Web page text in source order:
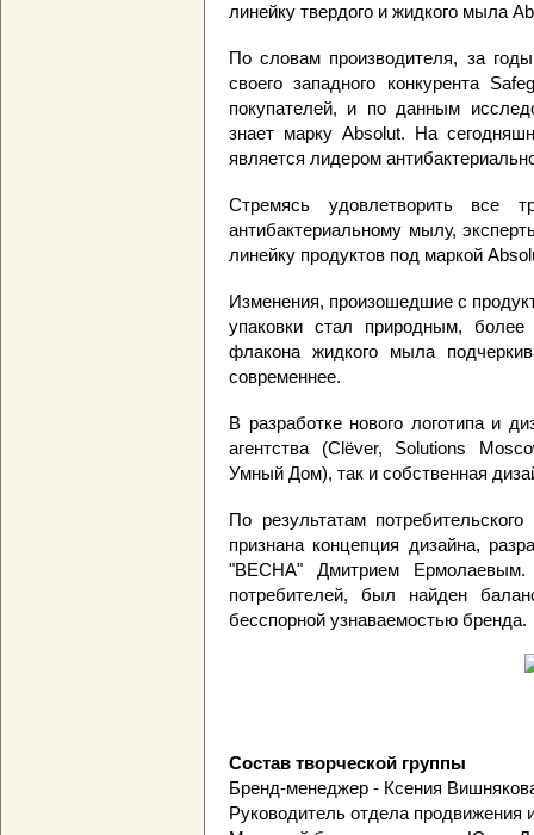
линейку твердого и жидкого мыла
По словам производителя, за
своего западного конкурента
покупателей, и по данным
знает марку Absolut. На
является лидером
Стремясь удовлетворить все
антибактериальному мылу,
линейку продуктов под маркой
Изменения, произошедшие с
упаковки стал природным,
флакона жидкого мыла
современнее.
В разработке нового логотипа и
агентства (Clёver, Solutions
Умный Дом), так и собственная
По результатам
признана концепция дизайна,
"ВЕСНА" Дмитрием
потребителей, был найден
бесспорной узнаваемостью бренда.
Состав творческой группы
Бренд-менеджер - Ксения
Руководитель отдела продвижения